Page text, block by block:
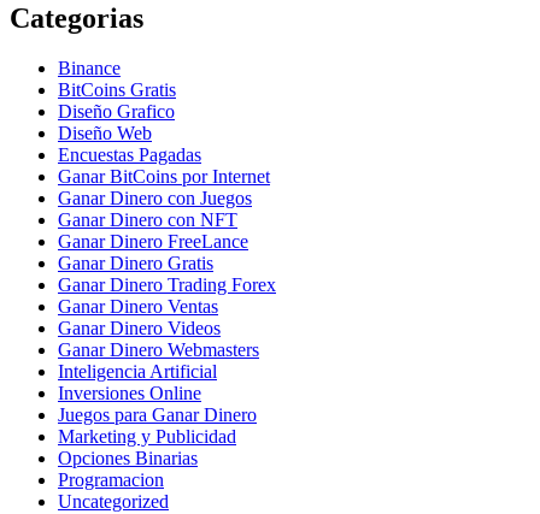
Categorias
Binance
BitCoins Gratis
Diseño Grafico
Diseño Web
Encuestas Pagadas
Ganar BitCoins por Internet
Ganar Dinero con Juegos
Ganar Dinero con NFT
Ganar Dinero FreeLance
Ganar Dinero Gratis
Ganar Dinero Trading Forex
Ganar Dinero Ventas
Ganar Dinero Videos
Ganar Dinero Webmasters
Inteligencia Artificial
Inversiones Online
Juegos para Ganar Dinero
Marketing y Publicidad
Opciones Binarias
Programacion
Uncategorized